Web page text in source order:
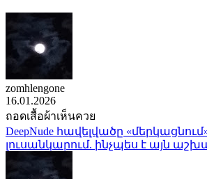
zomhlengone
16.01.2026
ถอดเสื้อผ้าเห็นควย
DeepNude հավելվածը
լուսանկարում. ինչպես է այն